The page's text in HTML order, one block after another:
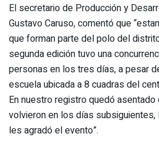
El secretario de Producción y
Gustavo Caruso, comentó que
que forman parte del polo del
segunda edición tuvo una
personas en los tres días, a pesar
escuela ubicada a 8 cuadras del
En nuestro registro quedó
volvieron en los días
les agradó el evento”.